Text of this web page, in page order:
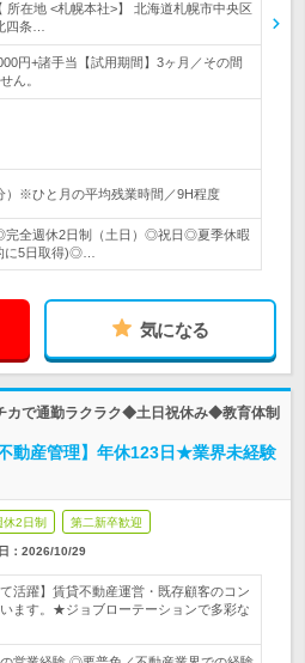
所在地 <札幌本社>】 北海道札幌市中央区
四条…
円+諸手当【試用期間】3ヶ月／その間
ん。
）※ひと月の平均残業時間／9H程度
完全週休2日制（土日）◎祝日◎夏季休暇
に5日取得)◎…
気になる
カで通勤ラクラク◆土日祝休み◆教育体制
動産管理】年休123日★業界未経験
休2日制 第二新卒歓迎
： 2026/10/29
活躍】賃貸不動産運営・既存顧客のコン
ます。★ジョブローテーションで多彩な